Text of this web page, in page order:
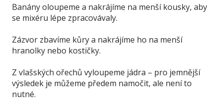
Banány oloupeme a nakrájíme na menší kousky, aby
se mixéru lépe zpracovávaly.
Zázvor zbavíme kůry a nakrájíme ho na menší
hranolky nebo kostičky.
Z vlašských ořechů vyloupeme jádra – pro jemnější
výsledek je můžeme předem namočit, ale není to
nutné.